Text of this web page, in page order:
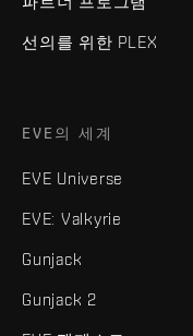
선의를 위한 PLEX
EVE의 세계
EVE Universe
EVE: Valkyrie
Gunjack
Gunjack 2